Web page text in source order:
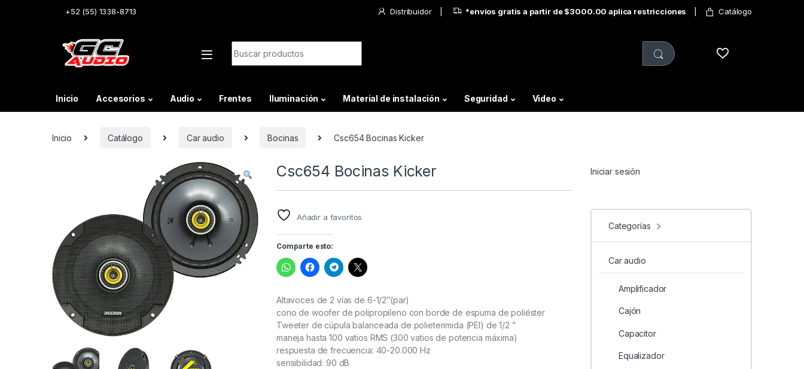
+52 (55) 1338-8713 Distribuidor *envíos gratis a partir de $3000.00 aplica restricciones Catálogo
Inicio Accesorios Audio Frentes Iluminación Material de instalación Seguridad Video
Inicio Catálogo Car audio Bocinas Csc654 Bocinas Kicker
Csc654 Bocinas Kicker
Añadir a favoritos
Comparte esto:
Altavoces de 2 vías de 6-1/2″(par)
cono de woofer de polipropileno con borde de espuma de poliéster
Tweeter de cúpula balanceada de polieterimida (PEI) de 1/2 ”
maneja hasta 100 vatios RMS (300 vatios de potencia máxima)
respuesta de frecuencia: 40-20.000 Hz
sensibilidad: 90 dB
Iniciar sesión
Categorías
Car audio
Amplificador
Cajón
Capacitor
Equalizador